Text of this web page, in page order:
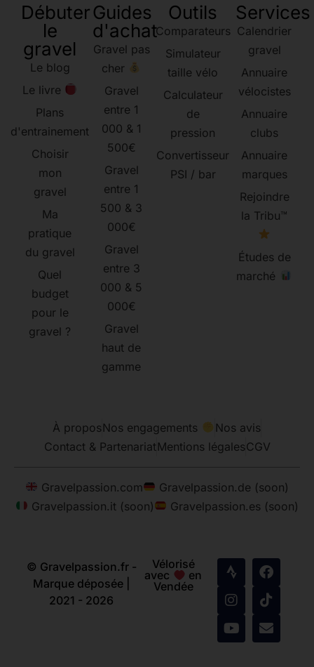
Débuter
le
gravel
Le blog
Le livre
Plans
d'entrainement
Choisir
mon
gravel
Ma
pratique
du gravel
Quel
budget
pour le
gravel ?
Guides
d'achat
Gravel pas
cher
Gravel
entre 1
000 & 1
500€
Gravel
entre 1
500 & 3
000€
Gravel
entre 3
000 & 5
000€
Gravel
haut de
gamme
Outils
Comparateurs
Simulateur
taille vélo
Calculateur
de
pression
Convertisseur
PSI / bar
Services
Calendrier
gravel
Annuaire
vélocistes
Annuaire
clubs
Annuaire
marques
Rejoindre
la Tribu™
Études de
marché
À propos Nos engagements
Nos avis
Contact & Partenariat Mentions légalesCGV
Gravelpassion.com
Gravelpassion.de (soon)
Gravelpassion.it (soon)
Gravelpassion.es (soon)
© Gravelpassion.fr -
Marque déposée |
2021 - 2026
Vélorisé
avec
en
Vendée